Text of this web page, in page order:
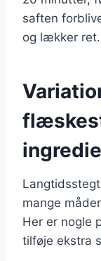
saften
og lækker ret.
mange
Her er nogle
tilføje ekstra